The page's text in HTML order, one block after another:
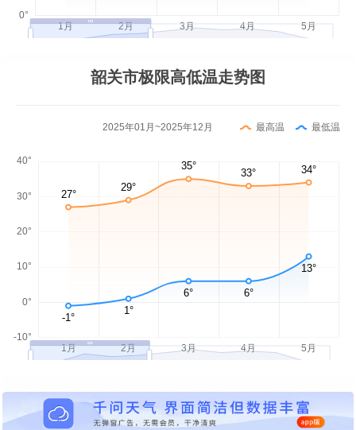
韶关市极限高低温走势图
2025年01月~2025年12月 最高温 最低温